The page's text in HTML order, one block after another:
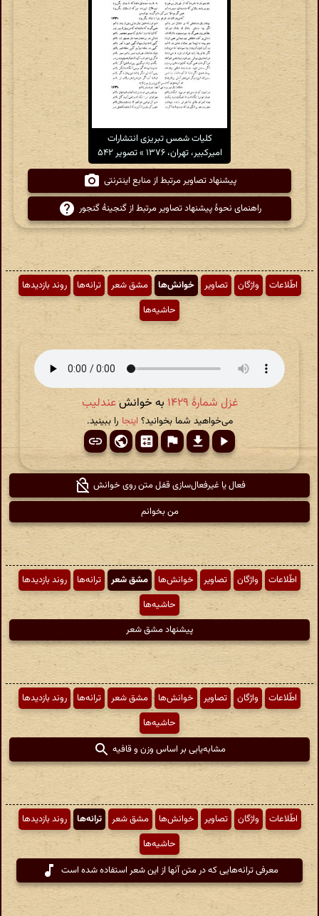
کلیات شمس تبریزی انتشارات
امیرکبیر، تهران، ۱۳۷۶ » تصویر ۵۴۲
پیشنهاد تصاویر مرتبط از منابع اینترنتی
راهنمای نحوهٔ پیشنهاد تصاویر مرتبط از گنجینهٔ گنجور
اطّلاعات واژگان تصاویر خوانش‌ها مشق شعر ترانه‌ها
روند بازدیدها
حاشیه‌ها
غزل شمارهٔ ۱۴۲۹ به خوانشعندلیب
می‌خواهید شما بخوانید؟اینجا را ببینید.
فعال یا غیرفعال‌سازی قفل متن روی خوانش
من بخوانم
اطّلاعات واژگان تصاویر خوانش‌ها مشق شعر ترانه‌ها
روند بازدیدها
حاشیه‌ها
پیشنهاد مشق شعر
اطّلاعات واژگان تصاویر خوانش‌ها مشق شعر ترانه‌ها
روند بازدیدها
حاشیه‌ها
مشابه‌یابی بر اساس وزن و قافیه
اطّلاعات واژگان تصاویر خوانش‌ها مشق شعر ترانه‌ها
روند بازدیدها
حاشیه‌ها
معرفی ترانه‌هایی که در متن آنها از این شعر استفاده شده است